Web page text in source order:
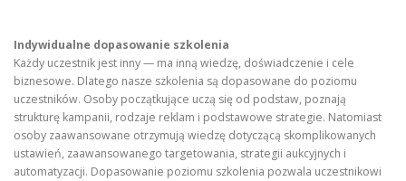
Indywidualne dopasowanie szkolenia
Każdy uczestnik jest inny — ma inną wiedzę, doświadczenie i cele
biznesowe. Dlatego nasze szkolenia są dopasowane do poziomu
uczestników. Osoby początkujące uczą się od podstaw, poznają
strukturę kampanii, rodzaje reklam i podstawowe strategie. Natomiast
osoby zaawansowane otrzymują wiedzę dotyczącą skomplikowanych
ustawień, zaawansowanego targetowania, strategii aukcyjnych i
automatyzacji. Dopasowanie poziomu szkolenia pozwala uczestnikowi